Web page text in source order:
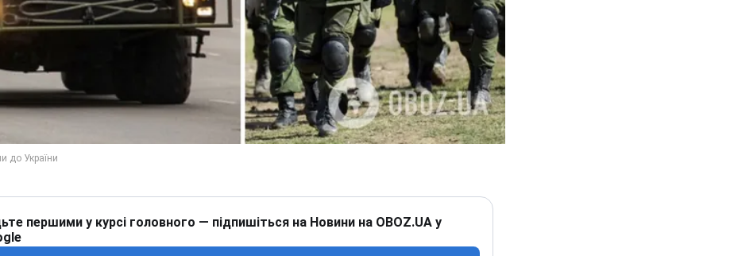
першими у курсі головного — підпишіться на Новини на OBOZ.UA у